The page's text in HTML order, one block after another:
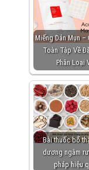
Miếng Dán Mụn –
Toàn Tập Về
Phân Loại
Bài thuốc bổ
dương ngâm
pháp hiệu